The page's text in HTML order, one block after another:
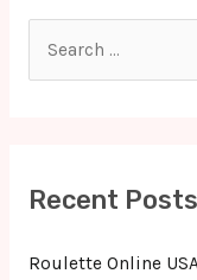
f
Recent Posts
Roulette Online